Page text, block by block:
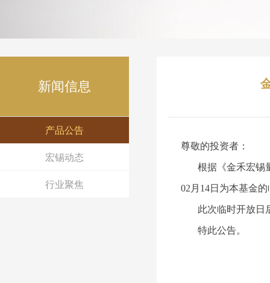
新闻信息
产品公告
宏锡动态
行业聚焦
尊敬的投资者：
根据《金禾宏锡
02月14日为本基金
此次临时开放日后
特此公告。